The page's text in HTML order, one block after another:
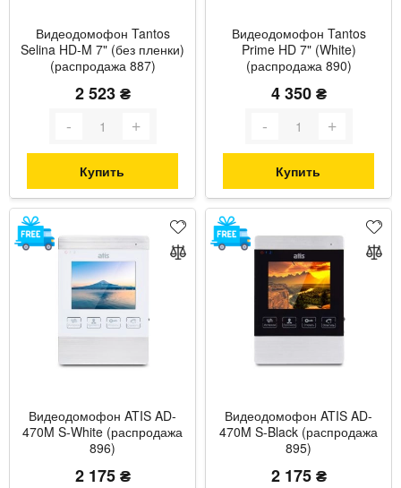
Видеодомофон Tantos
Selina HD-M 7" (без пленки)
(распродажа 887)
2 523 ₴
Купить
Видеодомофон Tantos
Prime HD 7" (White)
(распродажа 890)
4 350 ₴
Купить
Видеодомофон ATIS AD-
470M S-White (распродажа
896)
2 175 ₴
Видеодомофон ATIS AD-
470M S-Black (распродажа
895)
2 175 ₴